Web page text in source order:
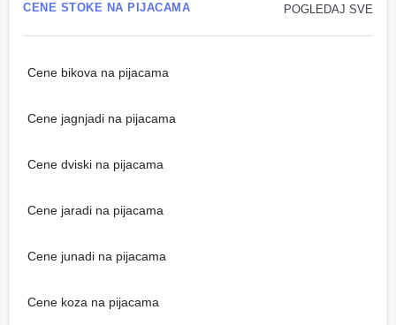
POGLEDAJ SVE
CENE STOKE NA PIJACAMA
Cene bikova na pijacama
Cene jagnjadi na pijacama
Cene dviski na pijacama
Cene jaradi na pijacama
Cene junadi na pijacama
Cene koza na pijacama